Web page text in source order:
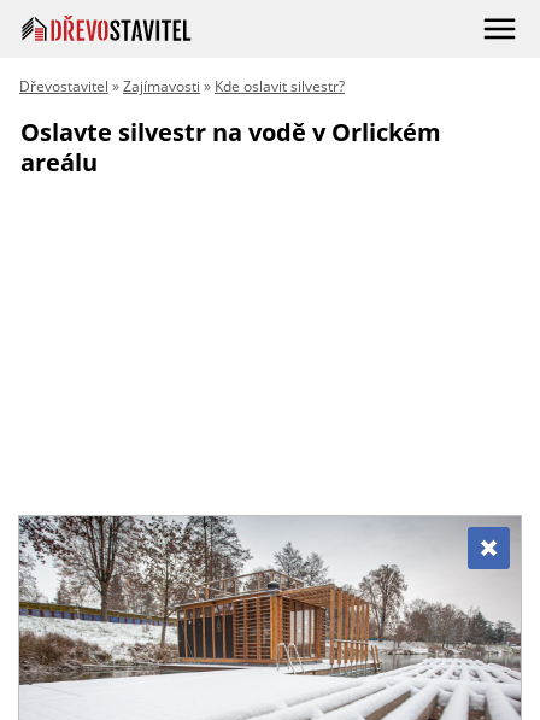
Dřevostavitel »Zajímavosti » Kde oslavit silvestr?
Oslavte silvestr na vodě v Orlickém
areálu